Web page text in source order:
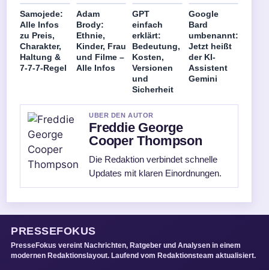
Samojede:
Alle Infos
zu Preis,
Charakter,
Haltung &
7-7-7-Regel
Adam
Brody:
Ethnie,
Kinder, Frau
und Filme –
Alle Infos
GPT
einfach
erklärt:
Bedeutung,
Kosten,
Versionen
und
Sicherheit
Google
Bard
umbenannt:
Jetzt heißt
der KI-
Assistent
Gemini
UBER DEN AUTOR
Freddie George
Cooper Thompson
Die Redaktion verbindet schnelle
Updates mit klaren Einordnungen.
PRESSEFOKUS
PresseFokus vereint Nachrichten, Ratgeber und Analysen in einem
modernen Redaktionslayout. Laufend vom Redaktionsteam aktualisiert.